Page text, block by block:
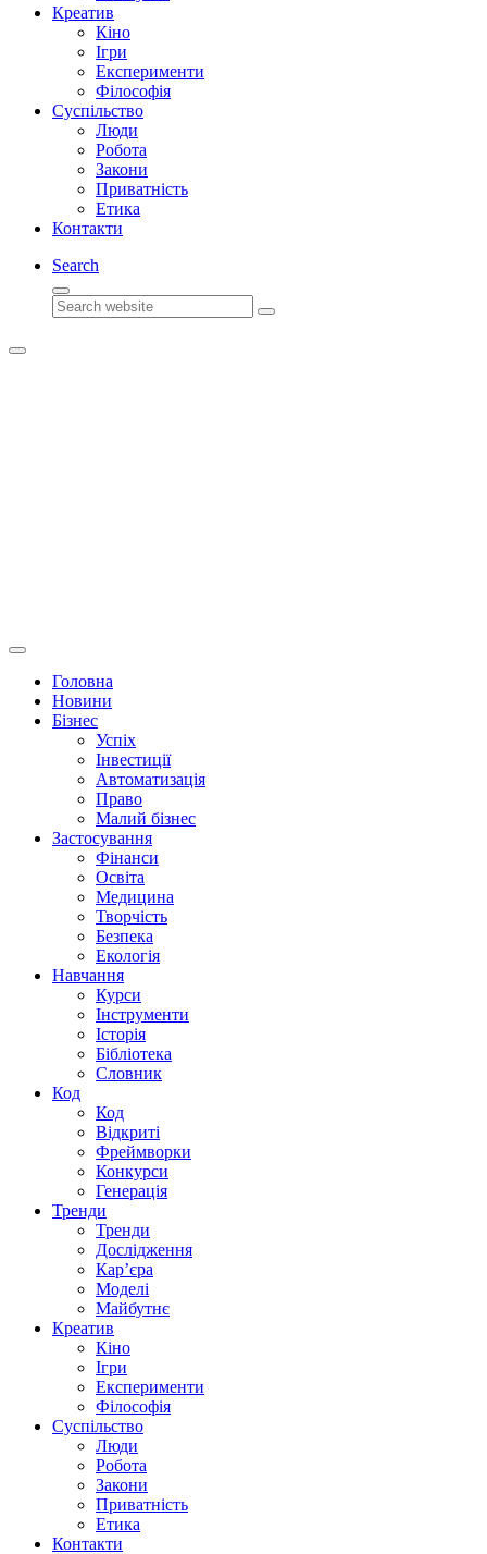
Креатив
Кіно
Ігри
Експерименти
Філософія
Суспільство
Люди
Робота
Закони
Приватність
Етика
Контакти
Search
Search
Головна
Новини
Бізнес
Успіх
Інвестиції
Автоматизація
Право
Малий бізнес
Застосування
Фінанси
Освіта
Медицина
Творчість
Безпека
Екологія
Навчання
Курси
Інструменти
Історія
Бібліотека
Словник
Код
Код
Відкриті
Фреймворки
Конкурси
Генерація
Тренди
Тренди
Дослідження
Кар’єра
Моделі
Майбутнє
Креатив
Кіно
Ігри
Експерименти
Філософія
Суспільство
Люди
Робота
Закони
Приватність
Етика
Контакти